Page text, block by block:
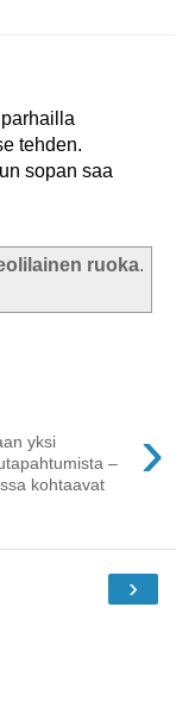
tehden.
sopan saa
ruoka.
›
yksi
–
kohtaavat
›